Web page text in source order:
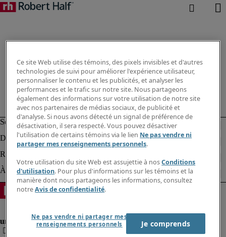
Ce site Web utilise des témoins, des pixels invisibles et d'autres
technologies de suivi pour améliorer l'expérience utilisateur,
personnaliser le contenu et les publicités, et analyser les
performances et le trafic sur notre site. Nous partageons
également des informations sur votre utilisation de notre site
avec nos partenaires de médias sociaux, de publicité et
d'analyse. Si nous avons détecté un signal de préférence de
désactivation, il sera respecté. Vous pouvez désactiver
l'utilisation de certains témoins via le lien Ne pas vendre ni
partager mes renseignements personnels.
Votre utilisation du site Web est assujettie à nosConditions
d'utilisation. Pour plus d'informations sur les témoins et la
manière dont nous partageons les informations, consultez
notreAvis de confidentialité.
Ne pas vendre ni partager mes
renseignements personnels
Je comprends